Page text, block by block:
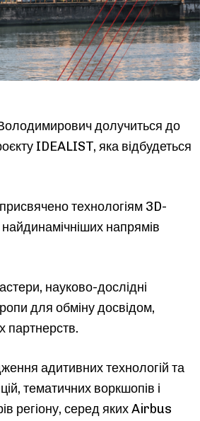
долучиться до
IDEALIST, яка відбудеться
технологіям 3D-
напрямів
науково-дослідні
для обміну досвідом,
партнерств.
адитивних технологій та
тематичних воркшопів і
регіону, серед яких Airbus